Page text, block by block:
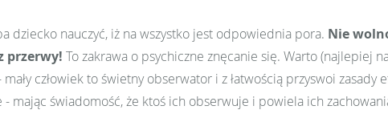
dziecko nauczyć, iż na wszystko jest odpowiednia pora. Nie
przerwy! To zakrawa o psychiczne znęcanie się. Warto (najlepiej
człowiek to świetny obserwator i z łatwością przyswoi zasady
mając świadomość, że ktoś ich obserwuje i powiela ich